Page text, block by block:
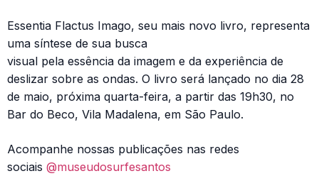
Essentia Flactus Imago, seu mais novo livro, representa
uma síntese de sua busca
visual pela essência da imagem e da experiência de
deslizar sobre as ondas. O livro será lançado no dia 28
de maio, próxima quarta-feira, a partir das 19h30, no
Bar do Beco, Vila Madalena, em São Paulo.
Acompanhe nossas publicações nas redes
sociais @museudosurfesantos